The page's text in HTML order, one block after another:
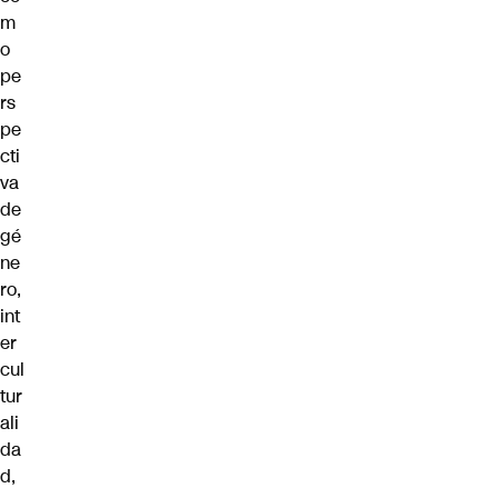
m
o
pe
rs
pe
cti
va
de
gé
ne
ro,
int
er
cul
tur
ali
da
d,